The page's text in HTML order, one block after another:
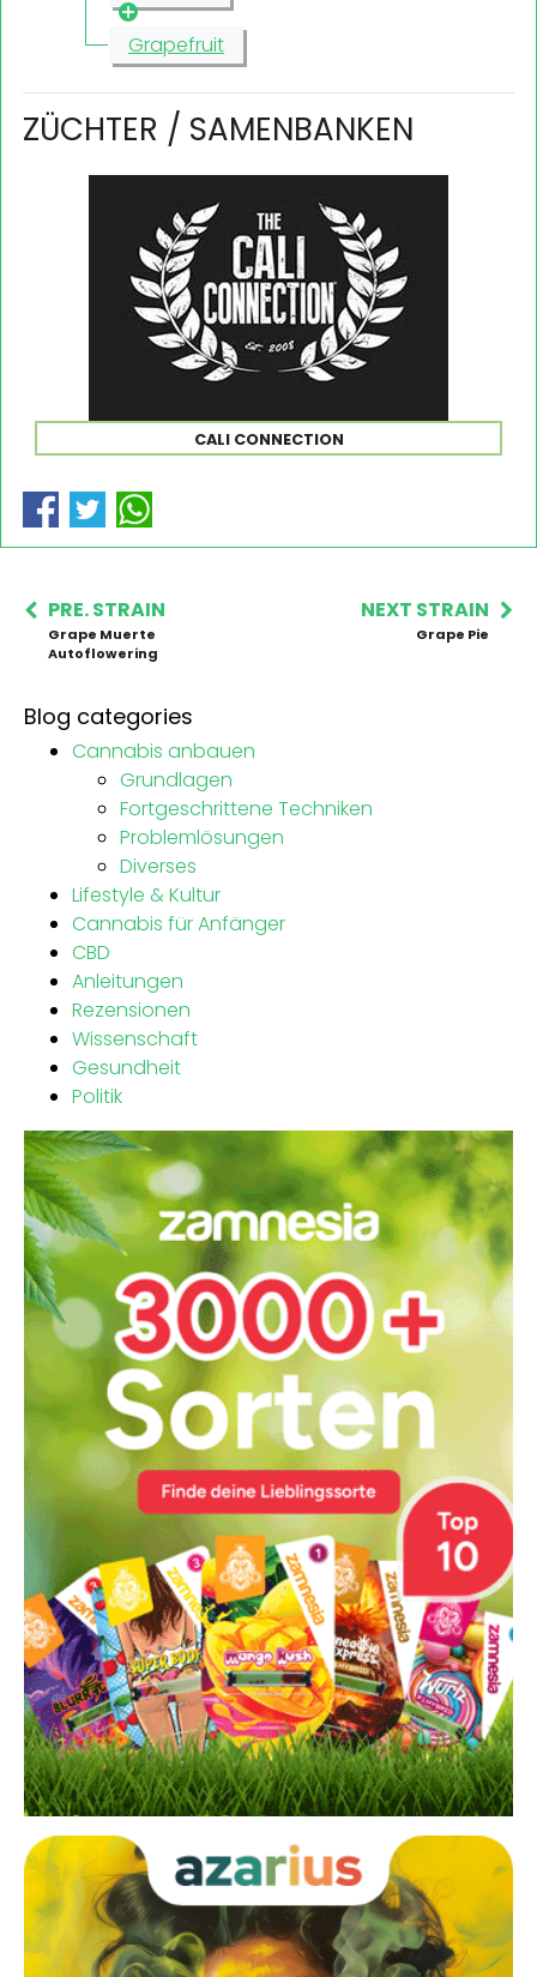
Grapefruit
ZÜCHTER / SAMENBANKEN
CALI CONNECTION
PRE. STRAIN
Grape Muerte
Autoflowering
NEXT STRAIN
Grape Pie
Blog categories
Cannabis anbauen
Grundlagen
Fortgeschrittene Techniken
Problemlösungen
Diverses
Lifestyle & Kultur
Cannabis für Anfänger
CBD
Anleitungen
Rezensionen
Wissenschaft
Gesundheit
Politik